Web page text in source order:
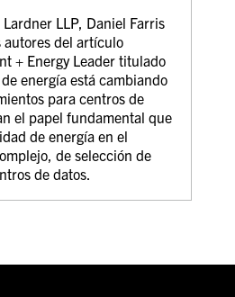
Lardner LLP, Daniel Farris
autores del artículo
+ Energy Leader titulado
energía está cambiando
para centros de
el papel fundamental que
de energía en el
de selección de
de datos.